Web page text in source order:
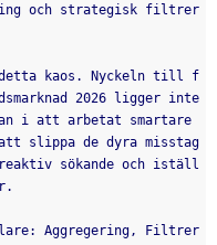
och strategisk filtrer
detta kaos. Nyckeln till f
2026 ligger inte
i att arbetat smartare
slippa de dyra misstag
sökande och iställ
Aggregering, Filtrer